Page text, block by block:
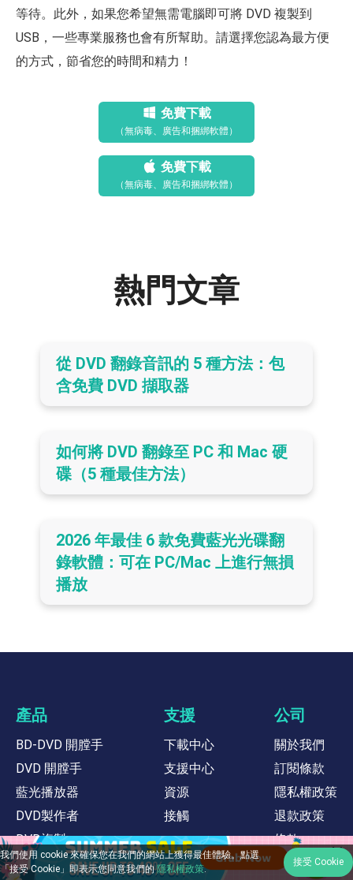
等待。此外，如果您希望無需電腦即可將 DVD 複製到
USB，一些專業服務也會有所幫助。請選擇您認為最方便
的方式，節省您的時間和精力！
免費下載
（無病毒、廣告和捆綁軟體）
免費下載
（無病毒、廣告和捆綁軟體）
熱門文章
從 DVD 翻錄音訊的 5 種方法：包
含免費 DVD 擷取器
如何將 DVD 翻錄至 PC 和 Mac 硬
碟（5 種最佳方法）
2026 年最佳 6 款免費藍光光碟翻
錄軟體：可在 PC/Mac 上進行無損
播放
產品
BD-DVD 開膛手
DVD 開膛手
藍光播放器
DVD製作者
DVD複製
藍光拷貝
支援
下載中心
支援中心
資源
接觸
公司
關於我們
訂閱條款
隱私權政策
退款政策
條款
選擇語言
我們使用 cookie 來確保您在我們的網站上獲得最佳體驗。點選
「接受 Cookie」即表示您同意我們的隱私權政策.
接受 Cookie